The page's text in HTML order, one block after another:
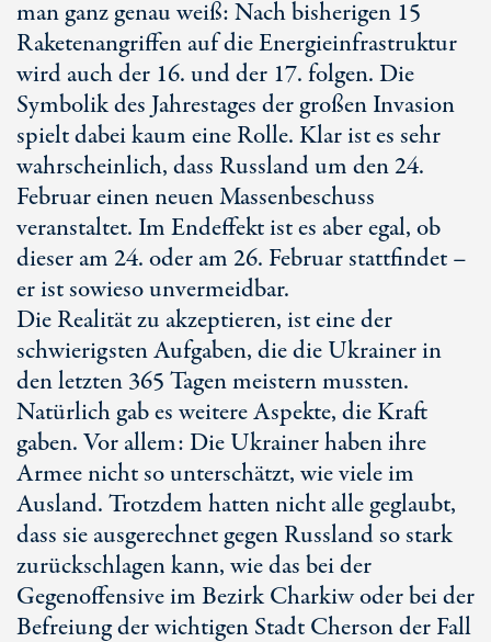
man ganz genau weiß: Nach bisherigen 15
Raketenangriffen auf die Energieinfrastruktur
wird auch der 16. und der 17. folgen. Die
Symbolik des Jahrestages der großen Invasion
spielt dabei kaum eine Rolle. Klar ist es sehr
wahrscheinlich, dass Russland um den 24.
Februar einen neuen Massenbeschuss
veranstaltet. Im Endeffekt ist es aber egal, ob
dieser am 24. oder am 26. Februar stattfindet –
er ist sowieso unvermeidbar.
Die Realität zu akzeptieren, ist eine der
schwierigsten Aufgaben, die die Ukrainer in
den letzten 365 Tagen meistern mussten.
Natürlich gab es weitere Aspekte, die Kraft
gaben. Vor allem: Die Ukrainer haben ihre
Armee nicht so unterschätzt, wie viele im
Ausland. Trotzdem hatten nicht alle geglaubt,
dass sie ausgerechnet gegen Russland so stark
zurückschlagen kann, wie das bei der
Gegenoffensive im Bezirk Charkiw oder bei der
Befreiung der wichtigen Stadt Cherson der Fall